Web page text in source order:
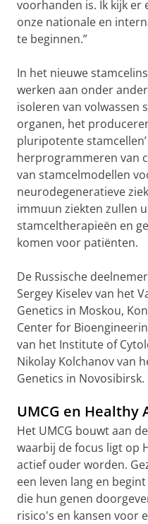
voorhanden is. Ik kijk
onze nationale en
te beginnen.”
In het nieuwe
werken aan onder
isoleren van volwassen
organen, het
pluripotente
herprogrammeren van
van stamcelmodellen
neurodegeneratieve
immuun ziekten zullen
stamceltherapieën en
komen voor patiënten.
De Russische
Sergey Kiselev van het
Genetics in Moskou,
Center for
van het Institute of
Nikolay Kolchanov van
Genetics in Novosibirsk.
UMCG en Healthy
Het UMCG bouwt aan
waarbij de focus ligt op
actief ouder worden.
een leven lang en
die hun genen
risico's en kansen voor